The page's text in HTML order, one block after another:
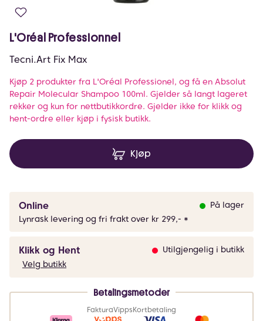
L'Oréal Professionnel
Tecni.Art Fix Max
Kjøp 2 produkter fra L'Oréal Professionel, og få en Absolut
Repair Molecular Shampoo 100ml. Gjelder så langt lageret
rekker og kun for nettbutikkordre. Gjelder ikke for klikk og
hent-ordre eller kjøp i fysisk butikk.
Kjøp
Online
På lager
Lynrask levering og fri frakt over kr 299,- *
Klikk og Hent
Utilgjengelig i butikk
Velg butikk
Betalingsmetoder
FakturaVippsKortbetaling